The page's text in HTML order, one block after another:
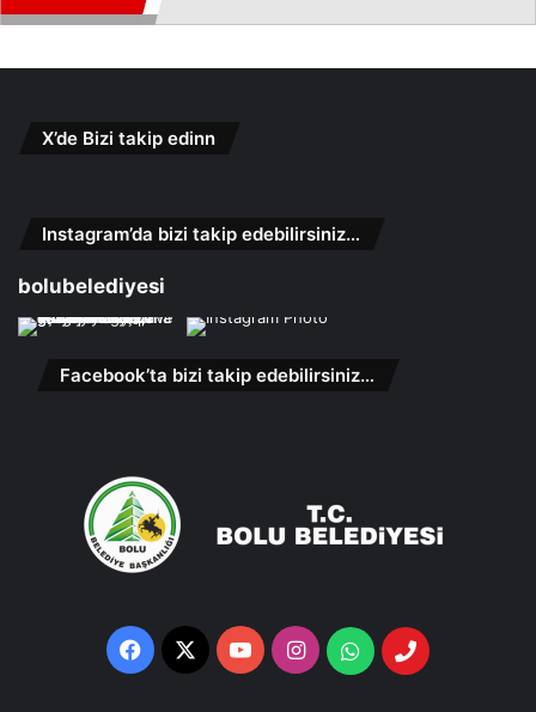
X’de Bizi takip edinn
Instagram’da bizi takip edebilirsiniz…
bolubelediyesi
Facebook’ta bizi takip edebilirsiniz…
Facebook
X YouTubeInstagramWhatsappTelefon